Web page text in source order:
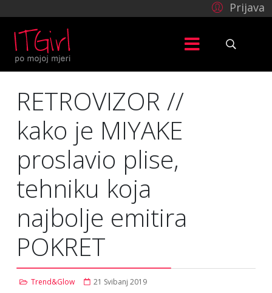
Prijava
RETROVIZOR //
kako je MIYAKE
proslavio plise,
tehniku koja
najbolje emitira
POKRET
Trend&Glow 21 Svibanj 2019